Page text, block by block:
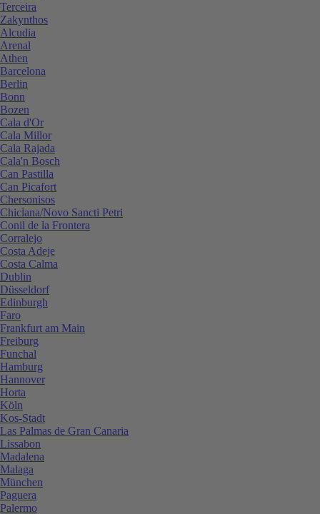
Terceira
Zakynthos
Alcudia
Arenal
Athen
Barcelona
Berlin
Bonn
Bozen
Cala d'Or
Cala Millor
Cala Rajada
Cala'n Bosch
Can Pastilla
Can Picafort
Chersonisos
Chiclana/Novo Sancti Petri
Conil de la Frontera
Corralejo
Costa Adeje
Costa Calma
Dublin
Düsseldorf
Edinburgh
Faro
Frankfurt am Main
Freiburg
Funchal
Hamburg
Hannover
Horta
Köln
Kos-Stadt
Las Palmas de Gran Canaria
Lissabon
Madalena
Malaga
München
Paguera
Palermo